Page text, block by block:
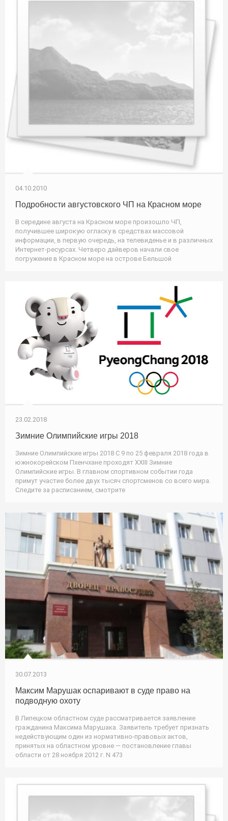
04.10.2010
Подробности августовского ЧП на Красном море
В середине августа на Красном море произошло ЧП,
получившее широкую огласку в средствах массовой
информации, в первую очередь, на телевиденье и в различных
Интернет-ресурсах. Четверо дайверов начали свое
погружение в Красном море на острове Бельшой
23.02.2018
Зимние Олимпийские игры 2018
Зимние Олимпийские игры 2018 С 9 по 25 февраля 2018 года в
южнокорейском Пхенчхане проходят XXIII Зимние
Олимпийские игры. В главном спортивном событии года
примут участие более двух тысяч спортсменов со всего мира.
Следите за расписанием, смотрите
30.07.2013
Максим Марушак оспаривают в суде право на
подводную охоту
В Липецком областном суде рассматривается заявление
гражданина Максима Марушака. Заявитель требует признать
недействующим один из нормативно-правовых актов,
принятых на областном уровне — постановление главы
области от 28 ноября 2012 г. N 473